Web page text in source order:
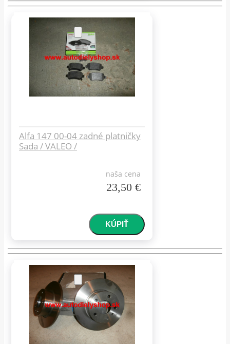
Alfa 147 00-04 zadné platničky
Sada / VALEO /
naša cena
23,50 €